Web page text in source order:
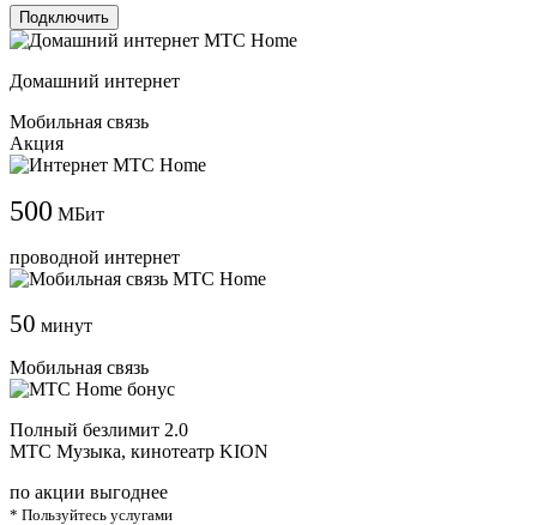
Подключить
Домашний интернет
Мобильная связь
Акция
500 МБит
проводной интернет
50 минут
Мобильная связь
Полный безлимит 2.0
МТС Музыка, кинотеатр KION
по акции выгоднее
* Пользуйтесь услугами